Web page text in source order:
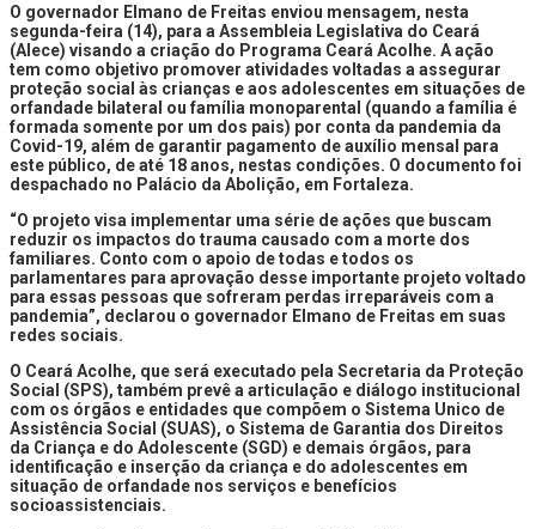
O governador Elmano de Freitas enviou mensagem, nesta
segunda-feira (14), para a Assembleia Legislativa do Ceará
(Alece) visando a criação do Programa Ceará Acolhe. A ação
tem como objetivo promover atividades voltadas a assegurar
proteção social às crianças e aos adolescentes em situações de
orfandade bilateral ou família monoparental (quando a família é
formada somente por um dos pais) por conta da pandemia da
Covid-19, além de garantir pagamento de auxílio mensal para
este público, de até 18 anos, nestas condições. O documento foi
despachado no Palácio da Abolição, em Fortaleza.
“O projeto visa implementar uma série de ações que buscam
reduzir os impactos do trauma causado com a morte dos
familiares. Conto com o apoio de todas e todos os
parlamentares para aprovação desse importante projeto voltado
para essas pessoas que sofreram perdas irreparáveis com a
pandemia”, declarou o governador Elmano de Freitas em suas
redes sociais.
O Ceará Acolhe, que será executado pela Secretaria da Proteção
Social (SPS), também prevê a articulação e diálogo institucional
com os órgãos e entidades que compõem o Sistema Unico de
Assistência Social (SUAS), o Sistema de Garantia dos Direitos
da Criança e do Adolescente (SGD) e demais órgãos, para
identificação e inserção da criança e do adolescentes em
situação de orfandade nos serviços e benefícios
socioassistenciais.